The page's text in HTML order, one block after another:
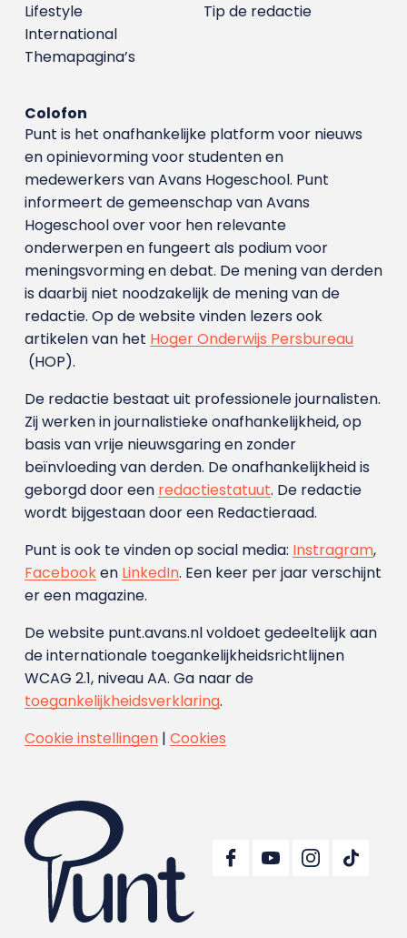
Tip de redactie
Lifestyle
International
Themapagina’s
Colofon
Punt is het onafhankelijke platform voor nieuws
en opinievorming voor studenten en
medewerkers van Avans Hoge­school. Punt
informeert de gemeenschap van Avans
Hogeschool over voor hen relevante
onderwerpen en fungeert als podium voor
meningsvorming en debat. De mening van derden
is daarbij niet noodzakelijk de mening van de
redactie. Op de website vinden lezers ook
artikelen van het Hoger Onderwijs Persbureau
(HOP).
De redactie bestaat uit professionele journalisten.
Zij werken in journalistieke onafhankelijkheid, op
basis van vrije nieuwsgaring en zonder
beïnvloeding van derden. De onafhankelijkheid is
geborgd door een redactiestatuut. De redactie
wordt bijgestaan door een Redactieraad.
Punt is ook te vinden op social media: Instragram,
Facebooken LinkedIn. Een keer per jaar verschijnt
er een magazine.
De website punt.avans.nl voldoet gedeeltelijk aan
de internationale toegankelijkheidsrichtlijnen
WCAG 2.1, niveau AA. Ga naar de
toegankelijkheidsverklaring.
Cookie instellingen| Cookies